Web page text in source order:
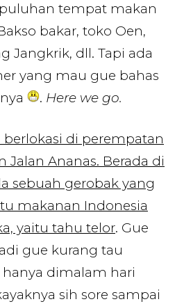
tempat makan
bakar, toko Oen,
Jangkrik, dll. Tapi ada
yang mau gue bahas
. Here we go.
di perempatan
Jalan Ananas. Berada di
sebuah gerobak yang
makanan Indonesia
yaitu tahu telor. Gue
gue kurang tau
dimalam hari
sih sore sampai